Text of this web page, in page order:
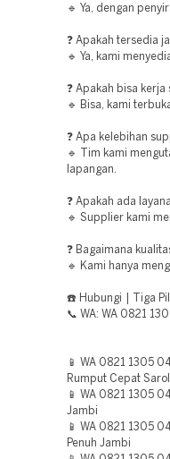
🔹 Ya, dengan
❓ Apakah tersedia
🔹 Ya, kami
❓ Apakah bisa
🔹 Bisa, kami
❓ Apa kelebihan
🔹 Tim kami
lapangan.
❓ Apakah ada
🔹 Supplier kami
❓ Bagaimana
🔹 Kami hanya
☎️ Hubungi | Tiga
📞 WA: WA 0821
📱 WA 0821 1305
Rumput Cepat
📱 WA 0821 1305
Jambi
📱 WA 0821 1305
Penuh Jambi